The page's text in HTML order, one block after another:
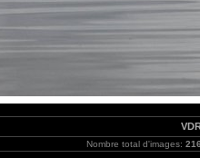
Nombre total d'images: